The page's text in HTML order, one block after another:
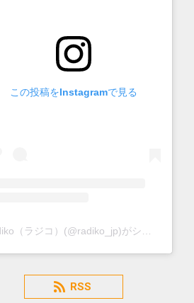
この投稿をInstagramで見る
radiko（ラジコ）(@radiko_jp)がシェアした投稿
RSS